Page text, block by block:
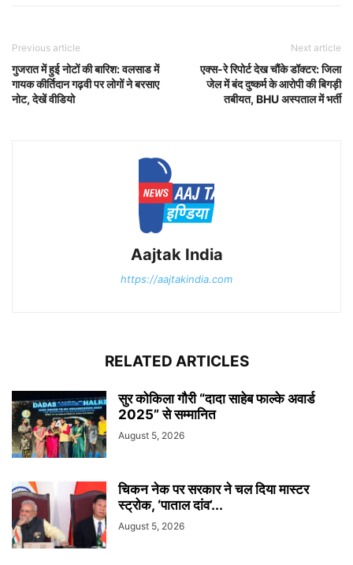
Previous article
गुजरात में हुई नोटों की बारिश: वलसाड में
गायक कीर्तिदान गढ़वी पर लोगों ने बरसाए
नोट, देखें वीडियो
Next article
एक्स-रे रिपोर्ट देख चौंके डॉक्टर: जिला
जेल में बंद दुष्कर्म के आरोपी की बिगड़ी
तबीयत, BHU अस्पताल में भर्ती
Aajtak India
https://aajtakindia.com
RELATED ARTICLES
सुर कोकिला गौरी “दादा साहेब फाल्के अवार्ड
2025” से सम्मानित
August 5, 2026
चिकन नेक पर सरकार ने चल दिया मास्टर
स्ट्रोक, ‘पाताल दांव’...
August 5, 2026